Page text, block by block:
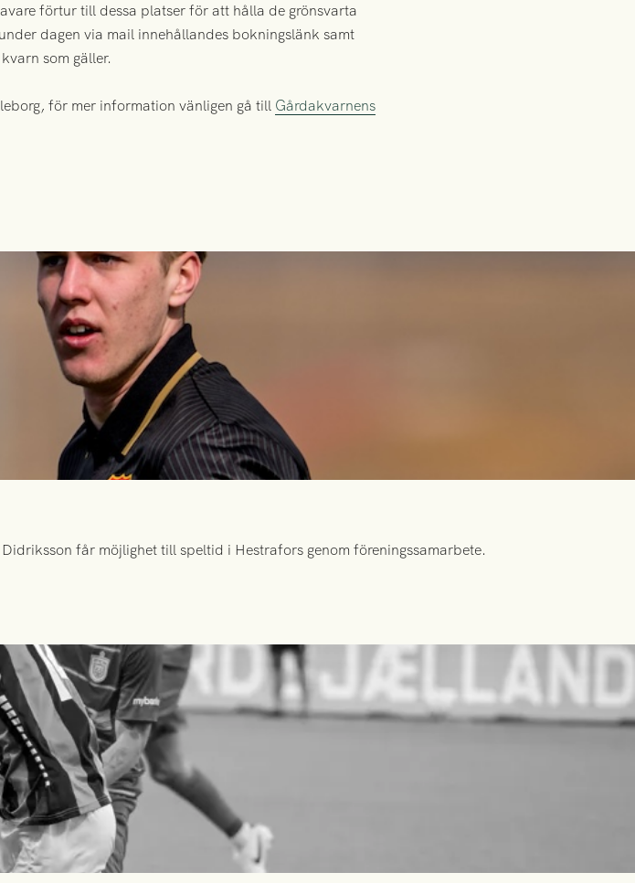
förtur till dessa platser för att hålla de grönsvarta
dagen via mail innehållandes bokningslänk samt
som gäller.
för mer information vänligen gå till Gårdakvarnens
får möjlighet till speltid i Hestrafors genom föreningssamarbete.